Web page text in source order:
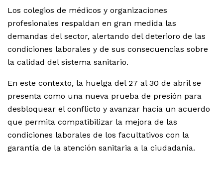
Los colegios de médicos y organizaciones
profesionales respaldan en gran medida las
demandas del sector, alertando del deterioro de las
condiciones laborales y de sus consecuencias sobre
la calidad del sistema sanitario.
En este contexto, la huelga del 27 al 30 de abril se
presenta como una nueva prueba de presión para
desbloquear el conflicto y avanzar hacia un acuerdo
que permita compatibilizar la mejora de las
condiciones laborales de los facultativos con la
garantía de la atención sanitaria a la ciudadanía.